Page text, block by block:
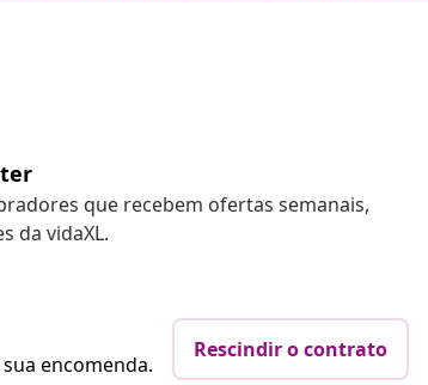
que recebem ofertas semanais,
da vidaXL.
encomenda.
Rescindir o contrato